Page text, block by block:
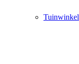
Tuinwinkel